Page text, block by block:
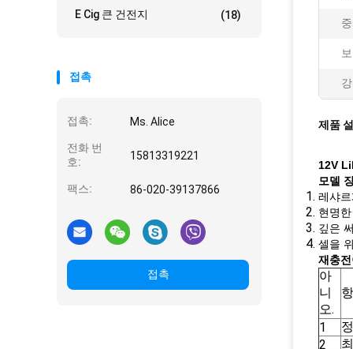
E Cig 큰 건전지 (18)
접촉
접촉: Ms. Alice
전화 번
호:
15813319221
팩스: 86-020-39137866
접촉
제품
12V
모델
레샤
현명
깊은
셀을
재충
아
니
오.
1
2